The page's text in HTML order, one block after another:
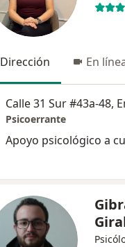
Dirección En
Calle 31 Sur #43a-48,
Psicoerrante